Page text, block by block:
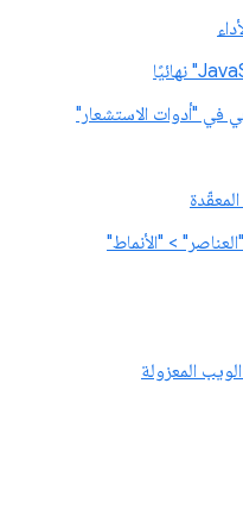
في "أدوات الاستشعار"